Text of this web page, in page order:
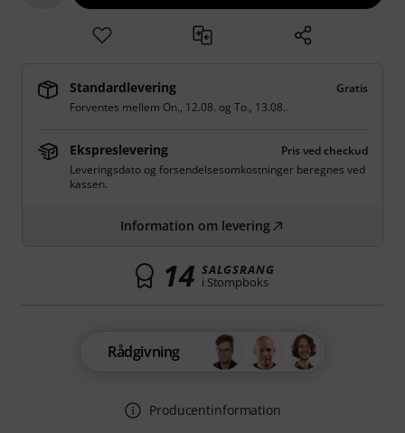
Standardlevering
Gratis
Forventes mellem On., 12.08. og To., 13.08..
Ekspreslevering
Pris ved checkud
Leveringsdato og forsendelsesomkostninger beregnes ved
kassen.
Information om levering
14 SALGSRANG
i Stompboks
Rådgivning
Producentinformation